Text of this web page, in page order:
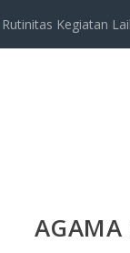
Kegiatan
AGAMA